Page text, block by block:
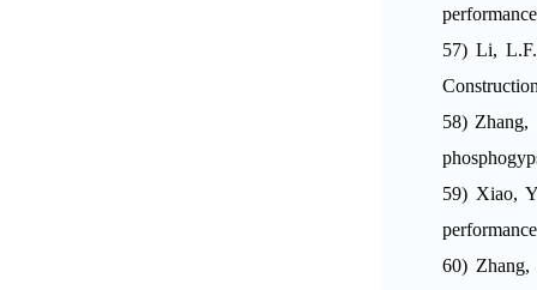
57)Li,
58)
59) Xiao,
60)